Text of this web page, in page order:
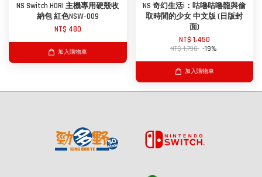
NS Switch HORI 主機專用硬殼收
納包 紅色NSW-009
NT$ 480
加入購物車
NS 奇幻生活i：咕嚕咕嚕龍與偷
取時間的少女 中文版 (日版封
面)
NT$ 1,450
NT$ 1,790 -19%
加入購物車